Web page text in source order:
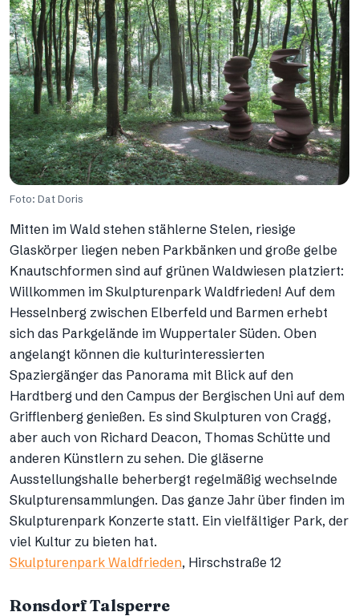
Foto: Dat Doris
Mitten im Wald stehen stählerne Stelen, riesige
Glaskörper liegen neben Parkbänken und große gelbe
Knautschformen sind auf grünen Waldwiesen platziert:
Willkommen im Skulpturenpark Waldfrieden! Auf dem
Hesselnberg zwischen Elberfeld und Barmen erhebt
sich das Parkgelände im Wuppertaler Süden. Oben
angelangt können die kulturinteressierten
Spaziergänger das Panorama mit Blick auf den
Hardtberg und den Campus der Bergischen Uni auf dem
Grifflenberg genießen. Es sind Skulpturen von Cragg,
aber auch von Richard Deacon, Thomas Schütte und
anderen Künstlern zu sehen. Die gläserne
Ausstellungshalle beherbergt regelmäßig wechselnde
Skulpturensammlungen. Das ganze Jahr über finden im
Skulpturenpark Konzerte statt. Ein vielfältiger Park, der
viel Kultur zu bieten hat.
Skulpturenpark Waldfrieden, Hirschstraße 12
Ronsdorf Talsperre